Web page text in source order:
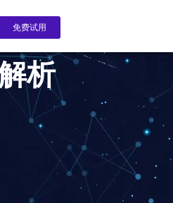
免费试用
析